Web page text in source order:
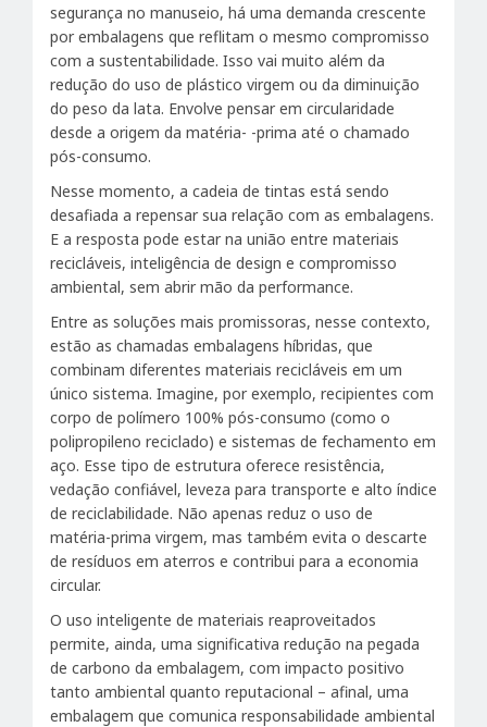
segurança no manuseio, há uma demanda crescente
por embalagens que reflitam o mesmo compromisso
com a sustentabilidade. Isso vai muito além da
redução do uso de plástico virgem ou da diminuição
do peso da lata. Envolve pensar em circularidade
desde a origem da matéria- -prima até o chamado
pós-consumo.
Nesse momento, a cadeia de tintas está sendo
desafiada a repensar sua relação com as embalagens.
E a resposta pode estar na união entre materiais
recicláveis, inteligência de design e compromisso
ambiental, sem abrir mão da performance.
Entre as soluções mais promissoras, nesse contexto,
estão as chamadas embalagens híbridas, que
combinam diferentes materiais recicláveis em um
único sistema. Imagine, por exemplo, recipientes com
corpo de polímero 100% pós-consumo (como o
polipropileno reciclado) e sistemas de fechamento em
aço. Esse tipo de estrutura oferece resistência,
vedação confiável, leveza para transporte e alto índice
de reciclabilidade. Não apenas reduz o uso de
matéria-prima virgem, mas também evita o descarte
de resíduos em aterros e contribui para a economia
circular.
O uso inteligente de materiais reaproveitados
permite, ainda, uma significativa redução na pegada
de carbono da embalagem, com impacto positivo
tanto ambiental quanto reputacional – afinal, uma
embalagem que comunica responsabilidade ambiental